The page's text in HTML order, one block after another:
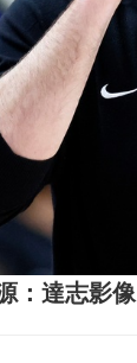
：達志影像